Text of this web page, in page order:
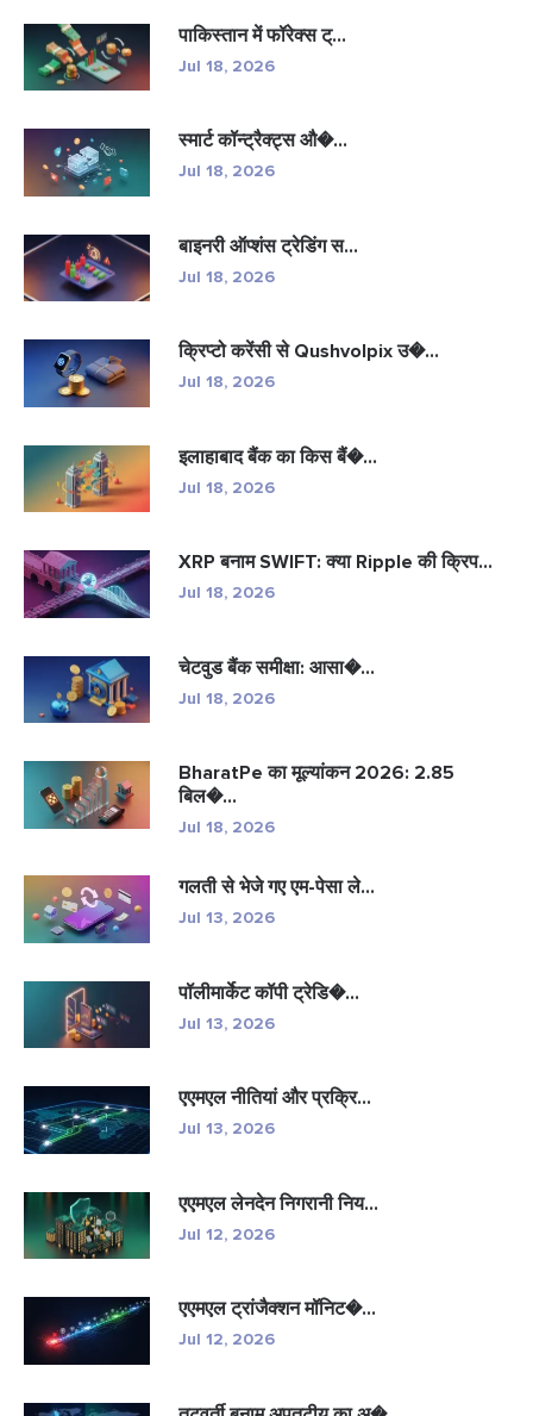
पाकिस्तान में फॉरेक्स ट्...
Jul 18, 2026
स्मार्ट कॉन्ट्रैक्ट्स औ�...
Jul 18, 2026
बाइनरी ऑप्शंस ट्रेडिंग स...
Jul 18, 2026
क्रिप्टो करेंसी से Qushvolpix उ�...
Jul 18, 2026
इलाहाबाद बैंक का किस बैं�...
Jul 18, 2026
XRP बनाम SWIFT: क्या Ripple की क्रिप...
Jul 18, 2026
चेटवुड बैंक समीक्षा: आसा�...
Jul 18, 2026
BharatPe का मूल्यांकन 2026: 2.85
बिल�...
Jul 18, 2026
गलती से भेजे गए एम-पेसा ले...
Jul 13, 2026
पॉलीमार्केट कॉपी ट्रेडि�...
Jul 13, 2026
एएमएल नीतियां और प्रक्रि...
Jul 13, 2026
एएमएल लेनदेन निगरानी निय...
Jul 12, 2026
एएमएल ट्रांजैक्शन मॉनिट�...
Jul 12, 2026